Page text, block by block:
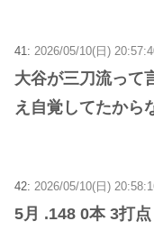
41: 2026/05/10(日)
大谷が三刀流って
え自覚してたから
42: 2026/05/10(日)
5月 .148 0本 3打